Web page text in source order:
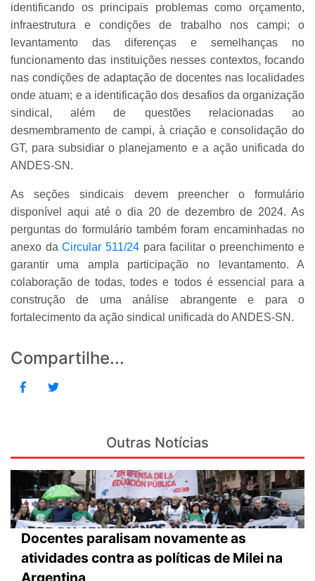
identificando os principais problemas como orçamento,
infraestrutura e condições de trabalho nos campi; o
levantamento das diferenças e semelhanças no
funcionamento das instituições nesses contextos, focando
nas condições de adaptação de docentes nas localidades
onde atuam; e a identificação dos desafios da organização
sindical, além de questões relacionadas ao
desmembramento de campi, à criação e consolidação do
GT, para subsidiar o planejamento e a ação unificada do
ANDES-SN.
As seções sindicais devem preencher o formulário
disponível aqui até o dia 20 de dezembro de 2024. As
perguntas do formulário também foram encaminhadas no
anexo daCircular 511/24 para facilitar o preenchimento e
garantir uma ampla participação no levantamento. A
colaboração de todas, todes e todos é essencial para a
construção de uma análise abrangente e para o
fortalecimento da ação sindical unificada do ANDES-SN.
Compartilhe...
Outras Notícias
Docentes paralisam novamente as
atividades contra as políticas de Milei na